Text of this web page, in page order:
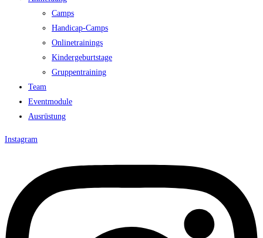
Camps
Handicap-Camps
Onlinetrainings
Kindergeburtstage
Gruppentraining
Team
Eventmodule
Ausrüstung
Instagram